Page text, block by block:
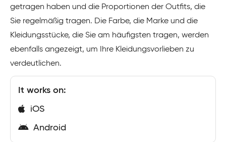
getragen haben und die Proportionen der Outfits, die
Sie regelmäßig tragen. Die Farbe, die Marke und die
Kleidungsstücke, die Sie am häufigsten tragen, werden
ebenfalls angezeigt, um Ihre Kleidungsvorlieben zu
verdeutlichen.
It works on:
iOS
Android